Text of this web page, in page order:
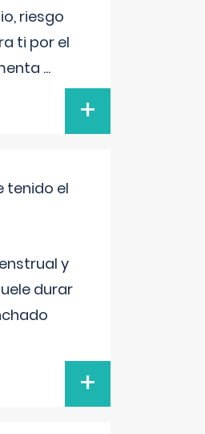
riesgo
ti por el
...
+
tenido el
y
durar
+